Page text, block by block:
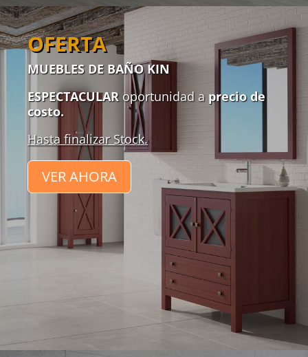
OFERTA
MUEBLES DE BAÑO KIN
ESPECTACULARoportunidad a precio de
costo.
Hasta finalizar Stock.
VER AHORA